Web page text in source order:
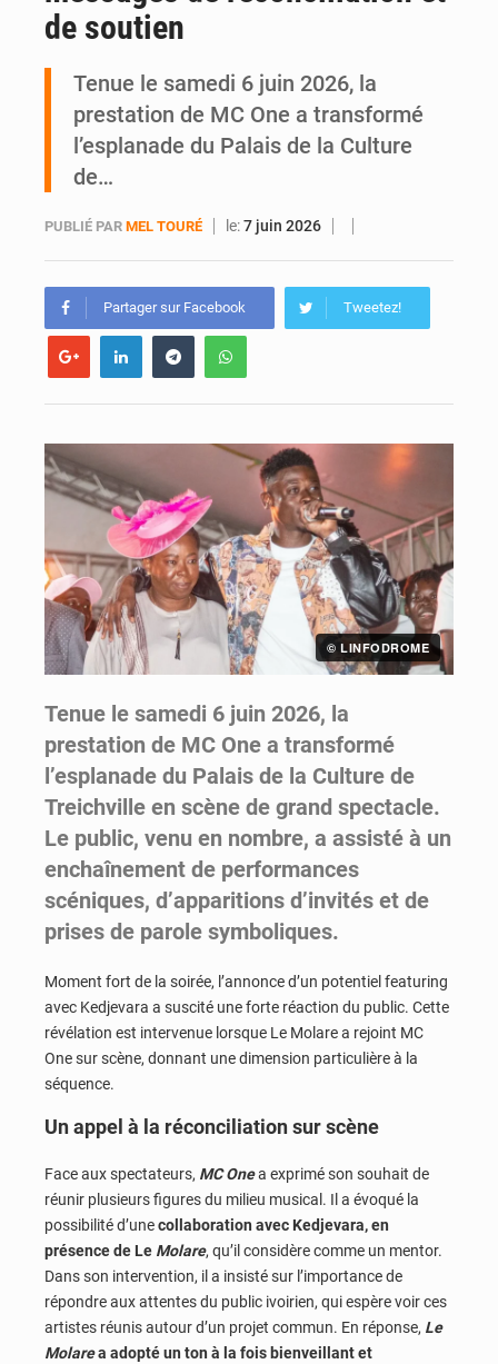
de soutien
Tenue le samedi 6 juin 2026, la
prestation de MC One a transformé
l’esplanade du Palais de la Culture
de…
PUBLIÉ PAR MEL TOURÉ le:7 juin 2026
Partager sur Facebook Tweetez!
© LINFODROME
Tenue le samedi 6 juin 2026, la
prestation de MC One a transformé
l’esplanade du Palais de la Culture de
Treichville en scène de grand spectacle.
Le public, venu en nombre, a assisté à un
enchaînement de performances
scéniques, d’apparitions d’invités et de
prises de parole symboliques.
Moment fort de la soirée, l’annonce d’un potentiel featuring
avec Kedjevara a suscité une forte réaction du public. Cette
révélation est intervenue lorsque Le Molare a rejoint MC
One sur scène, donnant une dimension particulière à la
séquence.
Un appel à la réconciliation sur scène
Face aux spectateurs, MC Onea exprimé son souhait de
réunir plusieurs figures du milieu musical. Il a évoqué la
possibilité d’unecollaboration avec Kedjevara, en
présence de Le Molare, qu’il considère comme un mentor.
Dans son intervention, il a insisté sur l’importance de
répondre aux attentes du public ivoirien, qui espère voir ces
artistes réunis autour d’un projet commun. En réponse, Le
Molarea adopté un ton à la fois bienveillant et